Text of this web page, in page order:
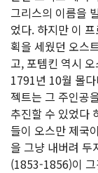
그리스의 이름을
었다. 하지만 이
획을 세웠던 오스
고, 포템킨 역시
1791년 10월 몰
젝트는 그 주인공
추진할 수 있었다
들이 오스만 제국
을 그냥 내버려 두
(1853-1856)이